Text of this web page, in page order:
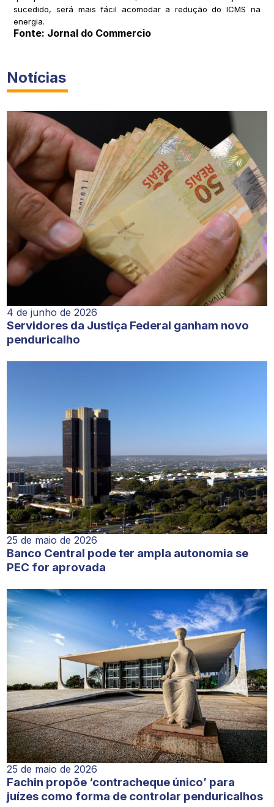
sucedido, será mais fácil acomodar a redução do ICMS na
energia.
Fonte: Jornal do Commercio
Notícias
4 de junho de 2026
Servidores da Justiça Federal ganham novo
penduricalho
25 de maio de 2026
Banco Central pode ter ampla autonomia se
PEC for aprovada
25 de maio de 2026
Fachin propõe ‘contracheque único’ para
juízes como forma de controlar penduricalhos